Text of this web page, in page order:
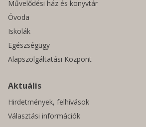
Művelődési ház és könyvtár
Óvoda
Iskolák
Egészségügy
Alapszolgáltatási Központ
Aktuális
Hirdetmények, felhívások
Választási információk